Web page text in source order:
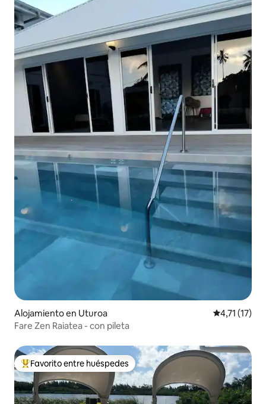
Alojamiento en Uturoa Calificación
4,71 (17)
Fare Zen Raiatea - con pileta
Favorito entre los huéspedes más destacados
Favorito entre huéspedes